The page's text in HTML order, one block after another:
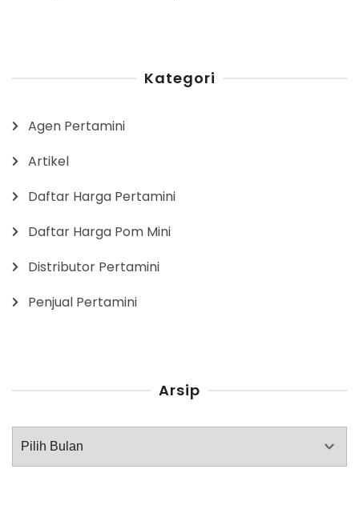
Kategori
Agen Pertamini
Artikel
Daftar Harga Pertamini
Daftar Harga Pom Mini
Distributor Pertamini
Penjual Pertamini
Arsip
Arsip